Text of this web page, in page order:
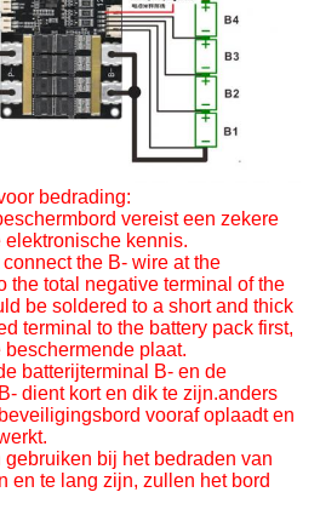
bedrading:
vereist een zekere
kennis.
the B- wire at the
the total negative terminal of the
be soldered to a short and thick
terminal to the battery pack first,
plaat.
batterijterminal B- en de
dient kort en dik te zijn.anders
vooraf oplaadt en
bij het bedraden van
en te lang zijn, zullen het bord